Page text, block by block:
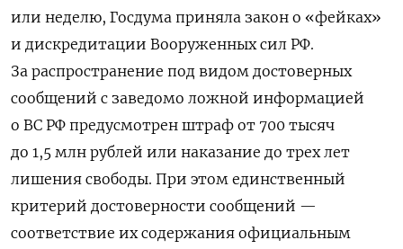
или неделю, Госдума приняла закон о «фейках»
и дискредитации Вооруженных сил РФ.
За распространение под видом достоверных
сообщений с заведомо ложной информацией
о ВС РФ предусмотрен штраф от 700 тысяч
до 1,5 млн рублей или наказание до трех лет
лишения свободы. При этом единственный
критерий достоверности сообщений —
соответствие их содержания официальным